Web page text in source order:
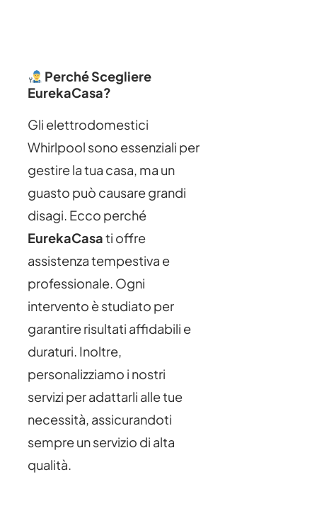
Perché Scegliere
EurekaCasa?
Gli elettrodomestici
Whirlpool sono essenziali per
gestire la tua casa, ma un
guasto può causare grandi
disagi. Ecco perché
EurekaCasati offre
assistenza tempestiva e
professionale. Ogni
intervento è studiato per
garantire risultati affidabili e
duraturi. Inoltre,
personalizziamo i nostri
servizi per adattarli alle tue
necessità, assicurandoti
sempre un servizio di alta
qualità.